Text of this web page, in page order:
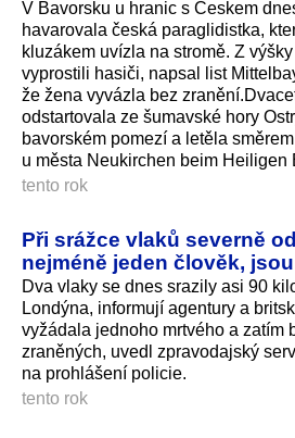
V Bavorsku u hranic s Českem
havarovala česká paraglidistka,
kluzákem uvízla na stromě. Z
vyprostili hasiči, napsal list
že žena vyvázla bez
odstartovala ze šumavské hory
bavorském pomezí a letěla
u města Neukirchen beim Heiligen
tento rok
Při srážce vlaků severně
nejméně jeden člověk,
Dva vlaky se dnes srazily asi 90
Londýna, informují agentury a
vyžádala jednoho mrtvého a zatím
zraněných, uvedl zpravodajský
na prohlášení policie.
tento rok